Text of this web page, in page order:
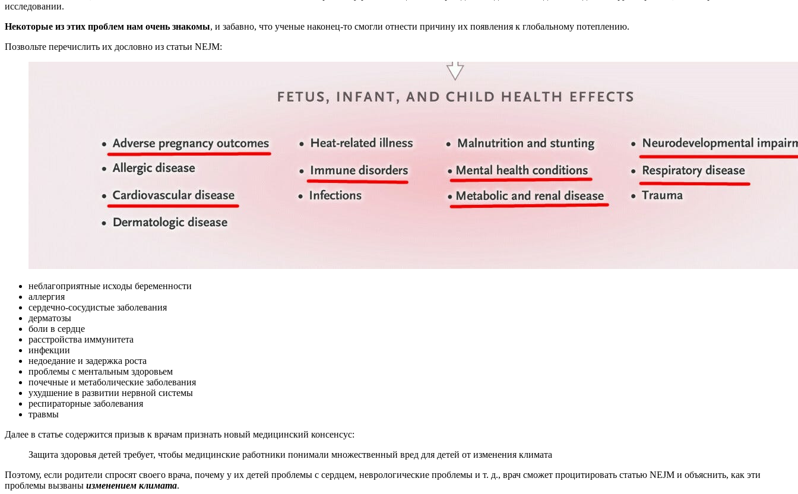
исследовании.
Некоторые из этих проблем нам очень знакомы, и забавно, что ученые наконец-то смогли отнести причину их появления к глобальному потеплению.
Позвольте перечислить их дословно из статьи NEJM:
неблагоприятные исходы беременности
аллергия
сердечно-сосудистые заболевания
дерматозы
боли в сердце
расстройства иммунитета
инфекции
недоедание и задержка роста
проблемы с ментальным здоровьем
почечные и метаболические заболевания
ухудшение в развитии нервной системы
респираторные заболевания
травмы
Далее в статье содержится призыв к врачам признать новый медицинский консенсус:
Защита здоровья детей требует, чтобы медицинские работники понимали множественный вред для детей от изменения климата
Поэтому, если родители спросят своего врача, почему у их детей проблемы с сердцем, неврологические проблемы и т. д., врач сможет процитировать статью NEJM и объяснить, как эти
проблемы вызваны изменением климата.